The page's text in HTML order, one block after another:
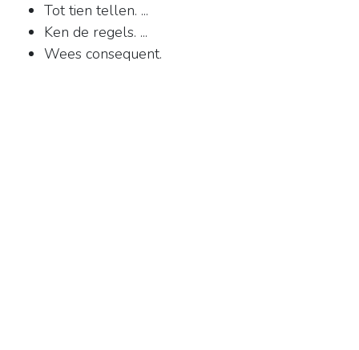
Tot tien tellen. ...
Ken de regels. ...
Wees consequent.